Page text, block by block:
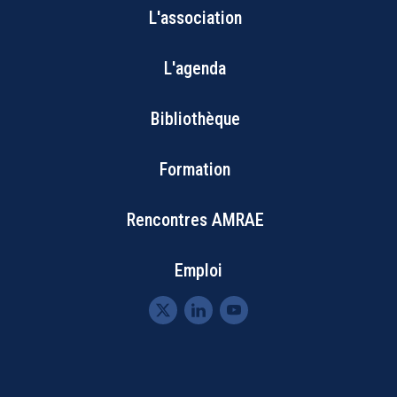
Bottom
Footer
Menu
L'association
L'agenda
Bibliothèque
Formation
Rencontres AMRAE
Emploi